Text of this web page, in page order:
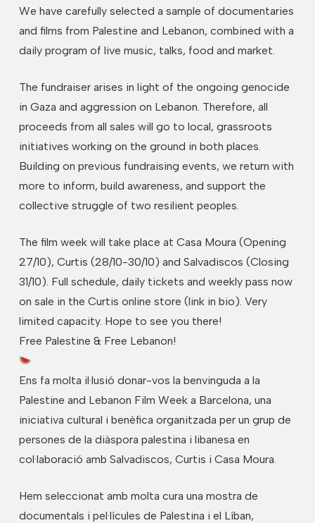
No hay productos en el carrito.
GO TO SHOP
We have carefully selected a sample of documentaries
and films from Palestine and Lebanon, combined with a
daily program of live music, talks, food and market.
The fundraiser arises in light of the ongoing genocide
in Gaza and aggression on Lebanon. Therefore, all
proceeds from all sales will go to local, grassroots
initiatives working on the ground in both places.
Building on previous fundraising events, we return with
more to inform, build awareness, and support the
collective struggle of two resilient peoples.
The film week will take place at Casa Moura (Opening
27/10), Curtis (28/10-30/10) and Salvadiscos (Closing
31/10). Full schedule, daily tickets and weekly pass now
on sale in the Curtis online store (link in bio). Very
limited capacity. Hope to see you there!
Free Palestine & Free Lebanon!
Ens fa molta il·lusió donar-vos la benvinguda a la
Palestine and Lebanon Film Week a Barcelona, una
iniciativa cultural i benèfica organitzada per un grup de
persones de la diàspora palestina i libanesa en
col·laboració amb Salvadiscos, Curtis i Casa Moura.
Hem seleccionat amb molta cura una mostra de
documentals i pel·lícules de Palestina i el Líban,